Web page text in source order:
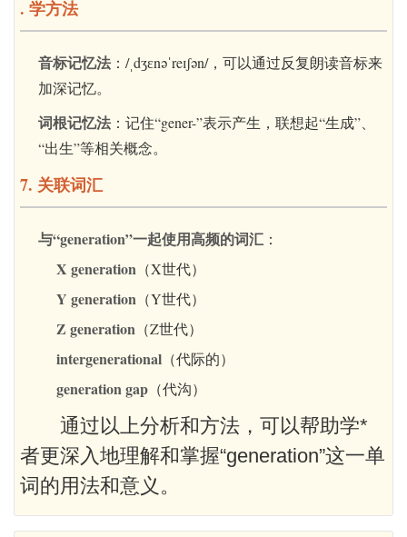
. 学方法
音标记忆法 ：/ˌdʒɛnəˈreɪʃən/，可以通过反复朗读音标来
加深记忆。
词根记忆法 ：记住“gener-”表示产生，联想起“生成”、
“出生”等相关概念。
7. 关联词汇
与“generation”一起使用高频的词汇 ：
X generation （X世代）
Y generation （Y世代）
Z generation （Z世代）
intergenerational （代际的）
generation gap （代沟）
通过以上分析和方法，可以帮助学*
者更深入地理解和掌握“generation”这一单
词的用法和意义。